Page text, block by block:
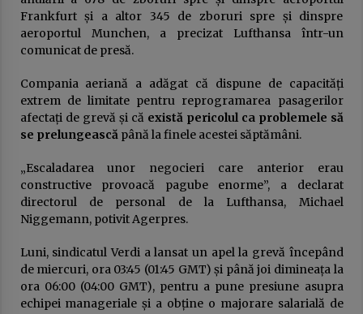
publică
23 ianuarie 2026
„alternativă”. Povestea unui eșec anunțat
16 ianuarie 2026
DOCUMENTUL austerităţii. Guvernul taie
concursuri pe post şi indicatori de
performanţă. Apare „lista ruşinii” şi se
dublează alte impozite
14 ianuarie 2026
Deputatul Bogdan Toader (PSD): „Românii au
nevoie de o piață RCA corectă și echilibrată!”
14 octombrie 2025
Președintele Consiliului Județean Prahova,
Virgiliu Nanu, convoacă la consultări liderii
Frankfurt şi a altor 345 de zboruri spre şi dinspre
aeroportul Munchen, a precizat Lufthansa într-un
comunicat de presă.
Compania aeriană a adăgat că dispune de capacităţi
extrem de limitate pentru reprogramarea pasagerilor
afectaţi de grevă şi că există pericolul ca problemele să
se prelungeascăpână la finele acestei săptămâni.
„Escaladarea unor negocieri care anterior erau
constructive provoacă pagube enorme”, a declarat
directorul de personal de la Lufthansa, Michael
Niggemann, potivit Agerpres.
Luni, sindicatul Verdi a lansat un apel la grevă începând
de miercuri, ora 03:45 (01:45 GMT) şi până joi dimineaţa la
ora 06:00 (04:00 GMT), pentru a pune presiune asupra
echipei manageriale şi a obţine o majorare salarială de